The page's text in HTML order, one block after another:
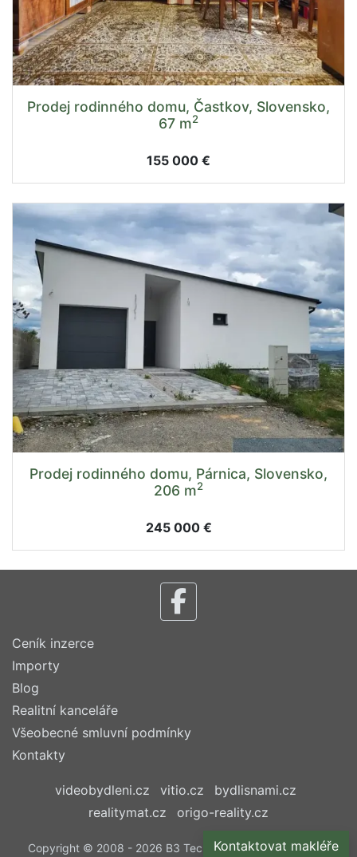
Prodej rodinného domu, Častkov, Slovensko,
67 m2
155 000 €
Prodej rodinného domu, Párnica, Slovensko,
206 m2
245 000 €
Kontaktovat makléře
Ceník inzerce
Importy
Blog
Realitní kanceláře
Všeobecné smluvní podmínky
Kontakty
videobydleni.cz vitio.cz
bydlisnami.cz
realitymat.cz
origo-reality.cz
Copyright © 2008 - 2026 B3 Technology, s.r.o. | Všechna